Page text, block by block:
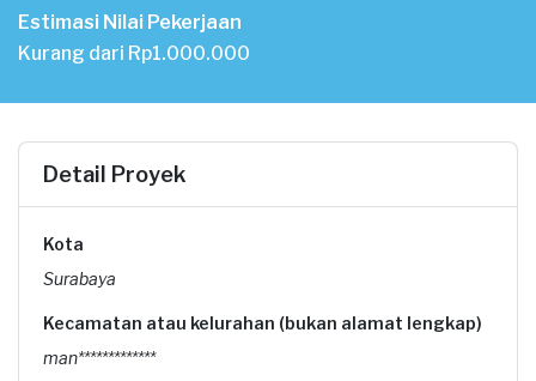
Estimasi Nilai Pekerjaan
Kurang dari Rp1.000.000
Detail Proyek
Kota
Surabaya
Kecamatan atau kelurahan (bukan alamat lengkap)
man*************